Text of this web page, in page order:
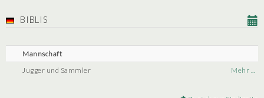
BIBLIS
Mannschaft
Jugger und Sammler
Mehr ...